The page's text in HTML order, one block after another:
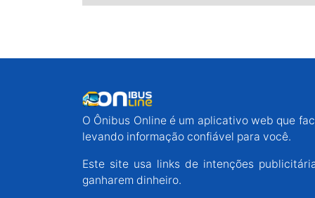
O Ônibus Online é um aplicativo web que
levando informação confiável para você.
Este site usa links de intenções
ganharem dinheiro.